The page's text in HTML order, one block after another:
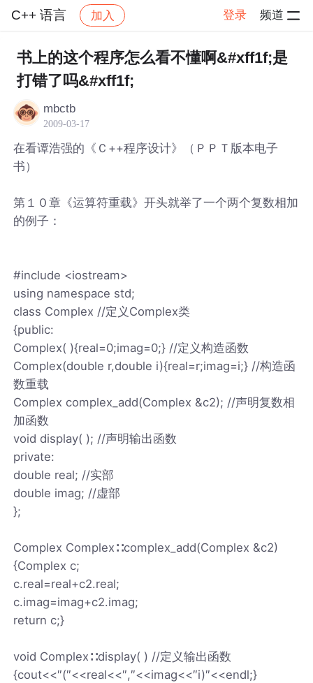
C++ 语言 加入 登录 频道
社区 C++ 语言 帖子详情
书上的这个程序怎么看不懂啊&#xff1f;是
打错了吗&#xff1f;
mbctb
2009-03-17
在看谭浩强的《Ｃ++程序设计》（ＰＰＴ版本电子
书）
第１０章《运算符重载》开头就举了一个两个复数相加
的例子：
#include <iostream>
using namespace std;
class Complex //定义Complex类
{public:
Complex( ){real=0;imag=0;} //定义构造函数
Complex(double r,double i){real=r;imag=i;} //构造函
数重载
Complex complex_add(Complex &c2); //声明复数相
加函数
void display( ); //声明输出函数
private:
double real; //实部
double imag; //虚部
};
Complex Complex∷complex_add(Complex &c2)
{Complex c;
c.real=real+c2.real;
c.imag=imag+c2.imag;
return c;}
void Complex∷display( ) //定义输出函数
{cout<<″(″<<real<<″,″<<imag<<″i)″<<endl;}